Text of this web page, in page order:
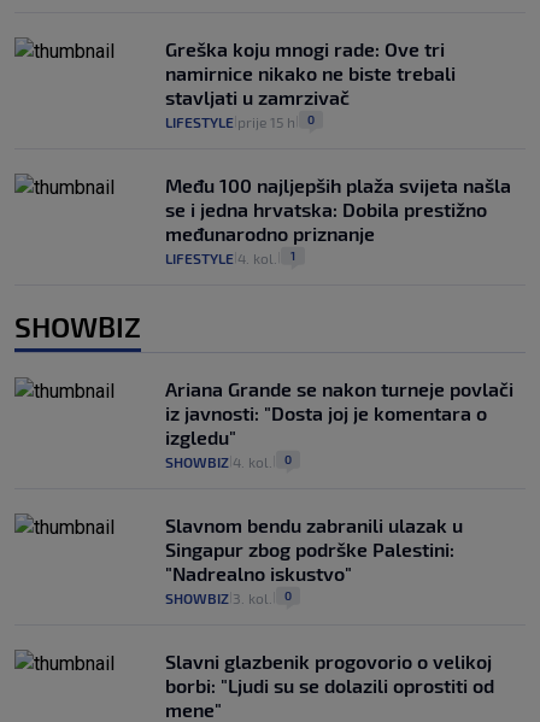
Greška koju mnogi rade: Ove tri
namirnice nikako ne biste trebali
stavljati u zamrzivač
LIFESTYLE prije 15 h 0
Među 100 najljepših plaža svijeta našla
se i jedna hrvatska: Dobila prestižno
međunarodno priznanje
LIFESTYLE 4. kol. 1
SHOWBIZ
Ariana Grande se nakon turneje povlači
iz javnosti: "Dosta joj je komentara o
izgledu"
SHOWBIZ 4. kol. 0
Slavnom bendu zabranili ulazak u
Singapur zbog podrške Palestini:
"Nadrealno iskustvo"
SHOWBIZ 3. kol. 0
Slavni glazbenik progovorio o velikoj
borbi: "Ljudi su se dolazili oprostiti od
mene"